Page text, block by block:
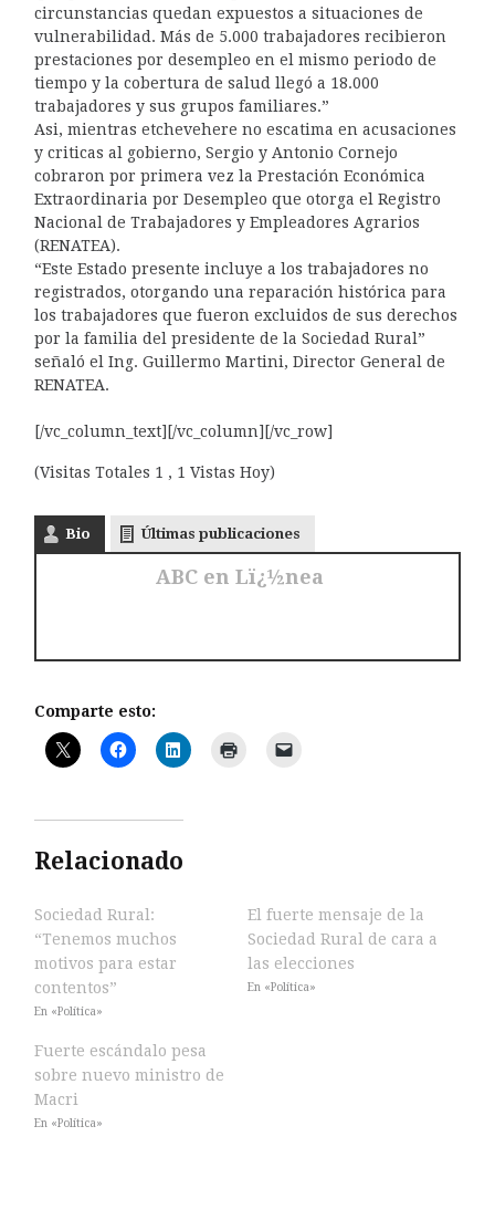
circunstancias quedan expuestos a situaciones de
vulnerabilidad. Más de 5.000 trabajadores recibieron
prestaciones por desempleo en el mismo periodo de
tiempo y la cobertura de salud llegó a 18.000
trabajadores y sus grupos familiares.”
Asi, mientras etchevehere no escatima en acusaciones
y criticas al gobierno, Sergio y Antonio Cornejo
cobraron por primera vez la Prestación Económica
Extraordinaria por Desempleo que otorga el Registro
Nacional de Trabajadores y Empleadores Agrarios
(RENATEA).
“Este Estado presente incluye a los trabajadores no
registrados, otorgando una reparación histórica para
los trabajadores que fueron excluidos de sus derechos
por la familia del presidente de la Sociedad Rural”
señaló el Ing. Guillermo Martini, Director General de
RENATEA.
[/vc_column_text][/vc_column][/vc_row]
(Visitas Totales 1 , 1 Vistas Hoy)
Bio Últimas publicaciones
ABC en Lï¿½nea
Comparte esto:
Relacionado
Sociedad Rural:
“Tenemos muchos
motivos para estar
contentos”
En «Política»
El fuerte mensaje de la
Sociedad Rural de cara a
las elecciones
En «Política»
Fuerte escándalo pesa
sobre nuevo ministro de
Macri
En «Política»